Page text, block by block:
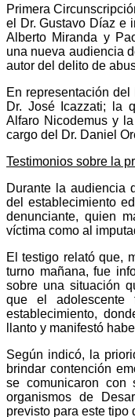
Primera
el Dr. Gustavo Díaz e
Alberto Miranda y
una nueva audiencia
autor del delito de
En representación
Dr. José Icazzati; la
Alfaro Nicodemus y
cargo del Dr. Daniel
Testimonios sobre la
Durante la audiencia
del establecimiento
denunciante, quien
víctima como al
El testigo relató que,
turno mañana, fue
sobre una situación
que el adolescente
establecimiento,
llanto y manifestó
Según indicó, la
brindar contención
se comunicaron
organismos de
previsto para este tipo